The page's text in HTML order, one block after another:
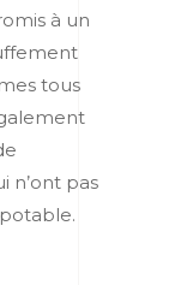
à un
tous
n’ont pas